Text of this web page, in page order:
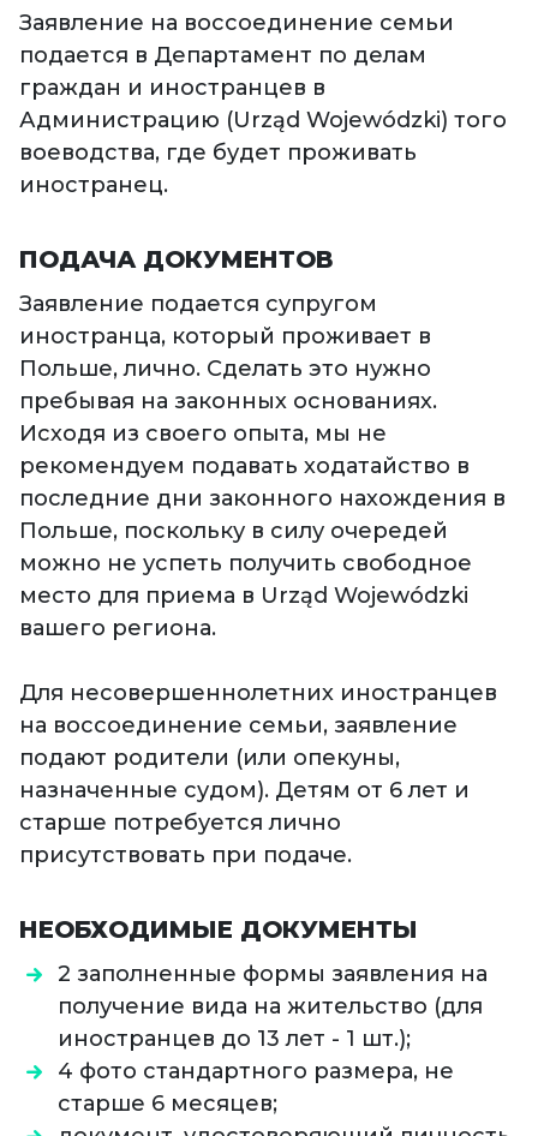
Заявление на воссоединение семьи
подается в Департамент по делам
граждан и иностранцев в
Администрацию (Urząd Wojewódzki) того
воеводства, где будет проживать
иностранец.
ПОДАЧА ДОКУМЕНТОВ
Заявление подается супругом
иностранца, который проживает в
Польше, лично. Сделать это нужно
пребывая на законных основаниях.
Исходя из своего опыта, мы не
рекомендуем подавать ходатайство в
последние дни законного нахождения в
Польше, поскольку в силу очередей
можно не успеть получить свободное
место для приема в Urząd Wojewódzki
вашего региона.
Для несовершеннолетних иностранцев
на воссоединение семьи, заявление
подают родители (или опекуны,
назначенные судом). Детям от 6 лет и
старше потребуется лично
присутствовать при подаче.
НЕОБХОДИМЫЕ ДОКУМЕНТЫ
2 заполненные формы заявления на
получение вида на жительство (для
иностранцев до 13 лет - 1 шт.);
4 фото стандартного размера, не
старше 6 месяцев;